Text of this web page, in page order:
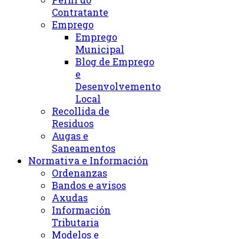
Contratante
Emprego
Emprego
Municipal
Blog de Emprego
e
Desenvolvemento
Local
Recollida de
Residuos
Augas e
Saneamentos
Normativa e Información
Ordenanzas
Bandos e avisos
Axudas
Información
Tributaria
Modelos e